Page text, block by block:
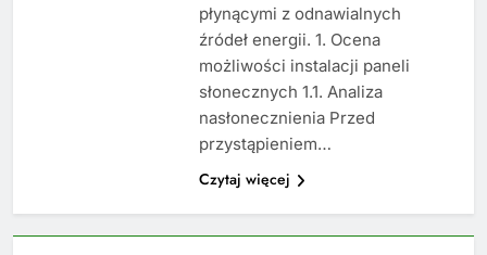
płynącymi z odnawialnych
źródeł energii. 1. Ocena
możliwości instalacji paneli
słonecznych 1.1. Analiza
nasłonecznienia Przed
przystąpieniem…
Czytaj więcej